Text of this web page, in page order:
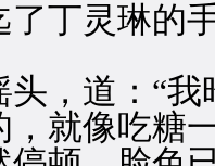
灵琳的手
道：“我
，就像吃